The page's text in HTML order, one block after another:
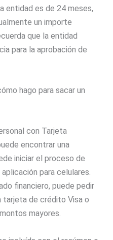
entidad es de 24 meses,
un importe
que la entidad
para la aprobación de
hago para sacar un
con Tarjeta
encontrar una
iniciar el proceso de
para celulares.
financiero, puede pedir
de crédito Visa o
mayores.